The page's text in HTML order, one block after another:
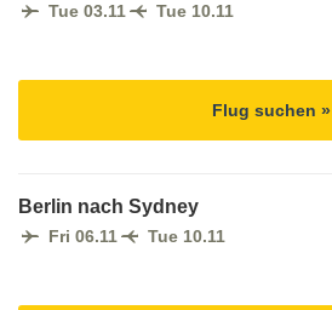
Tue 03.11 Tue 10.11
Flug suchen »
Berlin nach Sydney
Fri 06.11 Tue 10.11